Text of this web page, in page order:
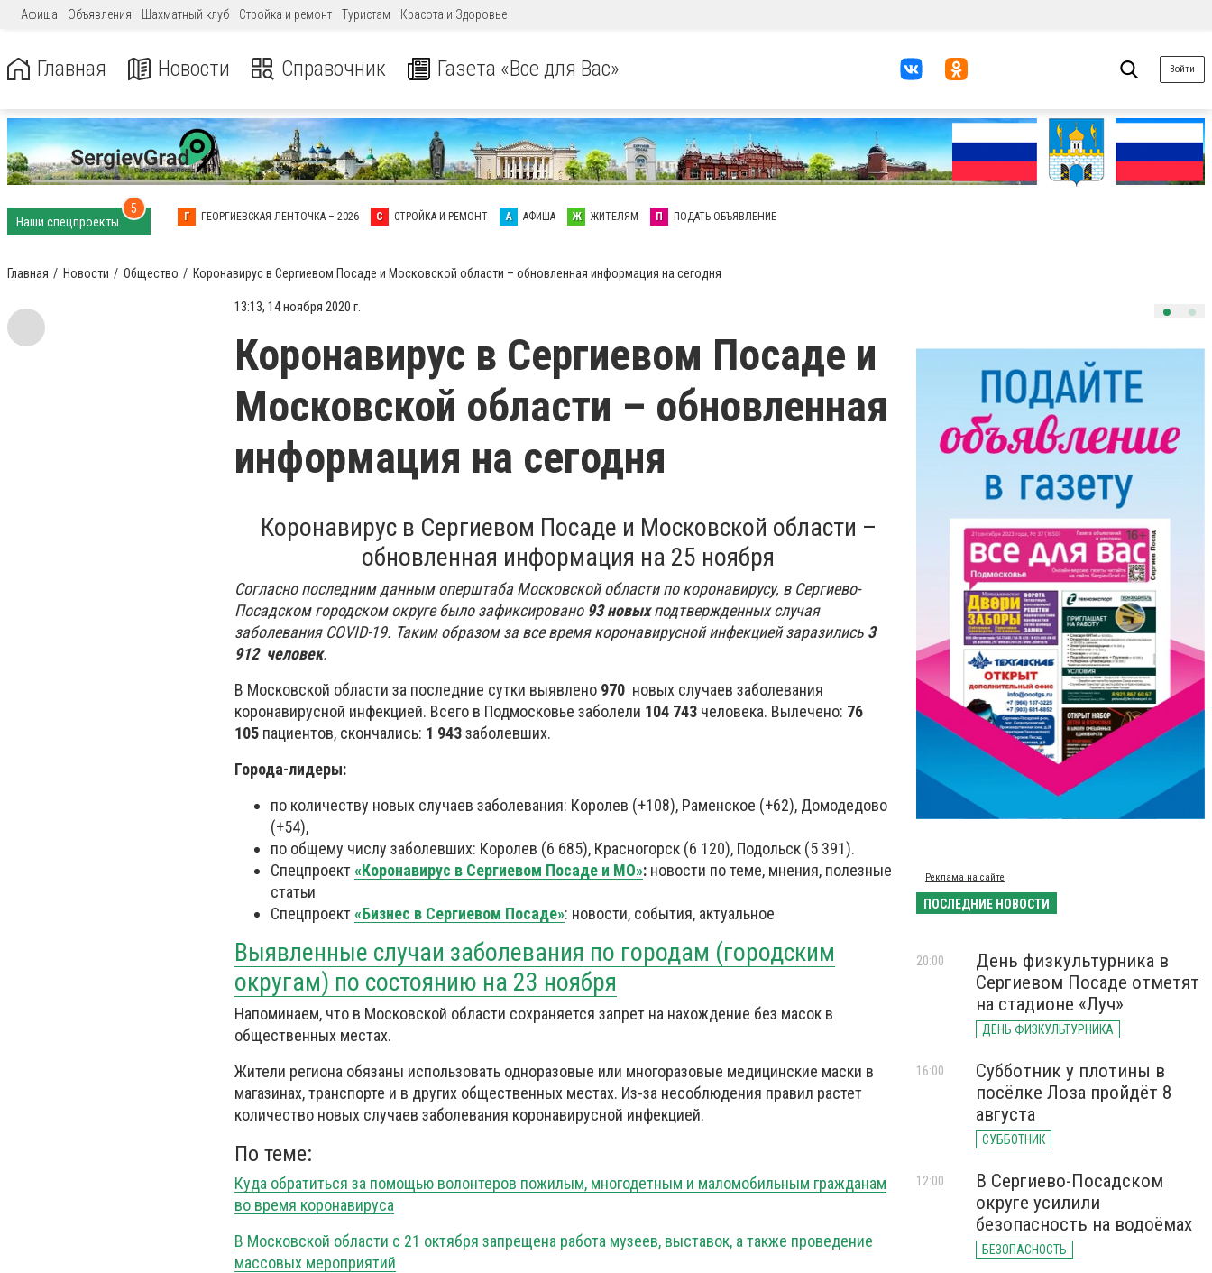
Афиша Объявления Шахматный клуб Стройка и ремонт Туристам Красота и Здоровье
Главная Новости Справочник Газета «Все для Вас» Войти
Наши спецпроекты
5
Г ГЕОРГИЕВСКАЯ ЛЕНТОЧКА – 2026 С СТРОЙКА И РЕМОНТ А АФИША Ж ЖИТЕЛЯМ П ПОДАТЬ ОБЪЯВЛЕНИЕ
Главная Новости Общество Коронавирус в Сергиевом Посаде и Московской области – обновленная информация на сегодня
13:13, 14 ноября 2020 г.
Коронавирус в Сергиевом Посаде и
Московской области – обновленная
информация на сегодня
Коронавирус в Сергиевом Посаде и Московской области –
обновленная информация на 25 ноября
Согласно последним данным оперштаба Московской области по коронавирусу, в Сергиево-
Посадском городском округе было зафиксировано 93 новыхподтвержденных случая
заболевания COVID-19. Таким образом за все время коронавирусной инфекцией заразились 3
912 человек.
В Московской области за последние сутки выявлено 970 новых случаев заболевания
коронавирусной инфекцией. Всего в Подмосковье заболели 104 743 человека. Вылечено: 76
105 пациентов, скончались: 1 943заболевших.
Города-лидеры:
по количеству новых случаев заболевания: Королев (+108), Раменское (+62), Домодедово
(+54),
по общему числу заболевших: Королев (6 685), Красногорск (6 120), Подольск (5 391).
Спецпроект«Коронавирус в Сергиевом Посаде и МО»: новости по теме, мнения, полезные
статьи
Спецпроект«Бизнес в Сергиевом Посаде»: новости, события, актуальное
Выявленные случаи заболевания по городам (городским
округам) по состоянию на 23 ноября
Напоминаем, что в Московской области сохраняется запрет на нахождение без масок в
общественных местах.
Жители региона обязаны использовать одноразовые или многоразовые медицинские маски в
магазинах, транспорте и в других общественных местах. Из-за несоблюдения правил растет
количество новых случаев заболевания коронавирусной инфекцией.
По теме:
Куда обратиться за помощью волонтеров пожилым, многодетным и маломобильным гражданам
во время коронавируса
В Московской области с 21 октября запрещена работа музеев, выставок, а также проведение
массовых мероприятий
Реклама на сайте
ПОСЛЕДНИЕ НОВОСТИ
День физкультурника в
Сергиевом Посаде отметят
на стадионе «Луч»
ДЕНЬ ФИЗКУЛЬТУРНИКА
20:00
Субботник у плотины в
посёлке Лоза пройдёт 8
августа
СУББОТНИК
16:00
В Сергиево-Посадском
округе усилили
безопасность на водоёмах
БЕЗОПАСНОСТЬ
12:00